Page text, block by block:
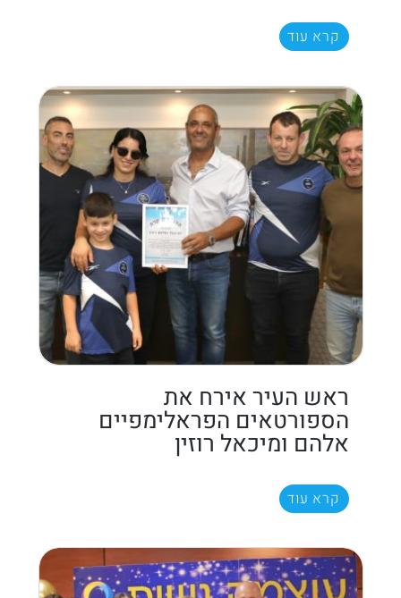
קרא עוד
ראש העיר אירח את
הספורטאים הפראלימפיים
אלהם ומיכאל רוזין
קרא עוד